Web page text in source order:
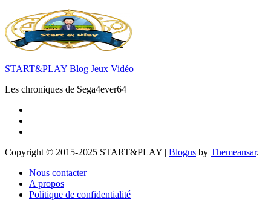
START&PLAY Blog Jeux Vidéo
Les chroniques de Sega4ever64
Copyright © 2015-2025 START&PLAY | Blogus by Themeansar.
Nous contacter
A propos
Politique de confidentialité